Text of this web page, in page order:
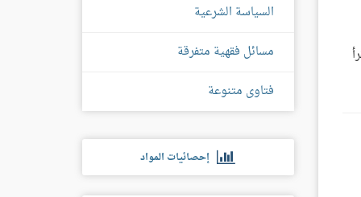
السياسة الشرعية
مسائل فقهية متفرقة
فتاوى متنوعة
إحصائيات المواد